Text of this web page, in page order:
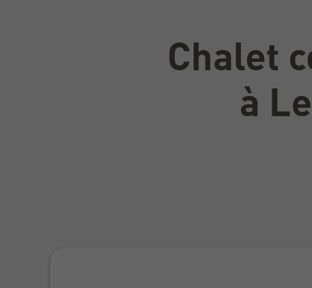
Chalet
à